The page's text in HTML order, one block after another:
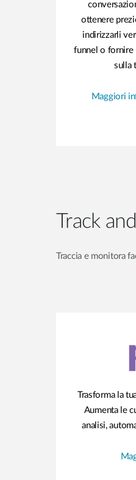
ottenere
indirizzarli
funnel o fornire
sulla
Maggiori
Track
Traccia e monitora
Trasforma la
Aumenta le
analisi,